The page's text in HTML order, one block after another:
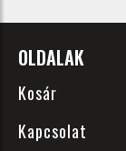
OLDALAK
Kosár
Kapcsolat